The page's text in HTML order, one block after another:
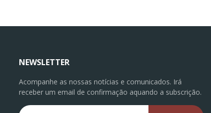
NEWSLETTER
Acompanhe as nossas notícias e comunicados. Irá
receber um email de confirmação aquando a subscrição.